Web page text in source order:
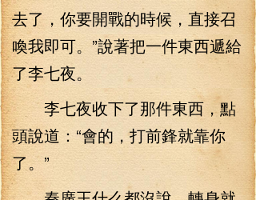
去了，你要開戰的時候，直接召
喚我即可。”說著把一件東西遞給
了李七夜。
李七夜收下了那件東西，點
頭說道：“會的，打前鋒就靠你
了。”